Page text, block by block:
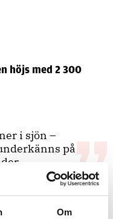
Om
höjs med 2 300
i sjön –
på